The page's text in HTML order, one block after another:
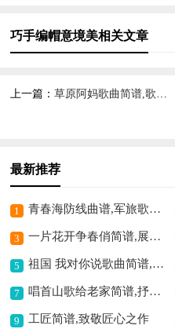
巧手编帽意境美相关文章
上一篇：草原阿妈歌曲简谱,歌颂母爱深情
最新推荐
1 青春海防线曲谱,军旅歌曲蓝蓝的海简谱
3 一片花开争春俏简谱,展现春日烂漫景
5 祖国 我对你说歌曲简谱,抒发爱国深情
7 唱首山歌给老家简谱,抒发思乡深情
9 工匠简谱,致敬匠心之作